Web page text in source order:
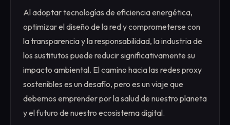
Al adoptar tecnologías de eficiencia energética,
optimizar el diseño de la red y comprometerse con
la transparencia y la responsabilidad, la industria de
los sustitutos puede reducir significativamente su
impacto ambiental. El camino hacia las redes proxy
sostenibles es un desafío, pero es un viaje que
debemos emprender por la salud de nuestro planeta
y el futuro de nuestro ecosistema digital.